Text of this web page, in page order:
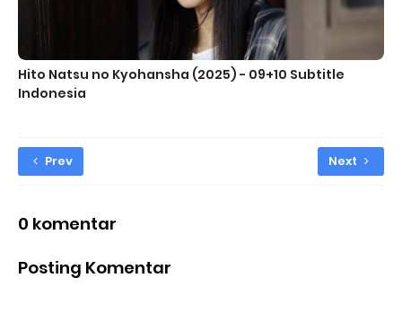
Hito Natsu no Kyohansha (2025) - 09+10 Subtitle
Indonesia
Prev Next
0 komentar
Posting Komentar